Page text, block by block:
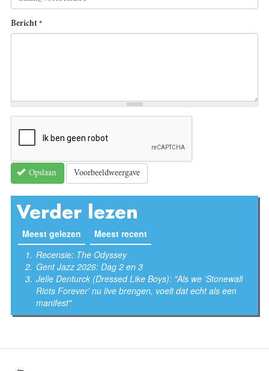
Bericht *
Opslaan Voorbeeldweergave
Verder lezen
Meest gelezen (actieve tabblad)
Meest recent
Recensie: The Odyssey
Gent Jazz 2026: Dag 2 en 3
Jelle Denturck (Dressed Like Boys): "Als we 'Stonewall
Riots Forever' nu live brengen, voelt dat echt als een
manifest"